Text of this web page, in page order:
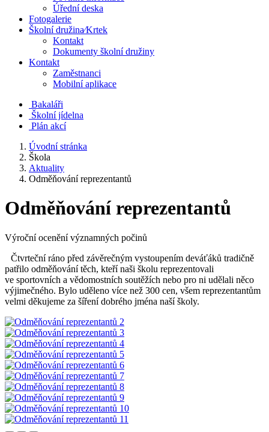
Úřední deska
Fotogalerie
Školní družina⁄Krtek
Kontakt
Dokumenty školní družiny
Kontakt
Zaměstnanci
Mobilní aplikace
Bakaláři
Školní jídelna
Plán akcí
Úvodní stránka
Škola
Aktuality
Odměňování reprezentantů
Odměňování reprezentantů
Výroční ocenění významných počinů
Čtvrteční ráno před závěrečným vystoupením deváťáků tradičně
patřilo odměňování těch, kteří naši školu reprezentovali
ve sportovních a vědomostních soutěžích nebo pro ni udělali něco
výjimečného. Bylo uděleno více než 300 cen, všem reprezentantům
velmi děkujeme za šíření dobrého jména naší školy.